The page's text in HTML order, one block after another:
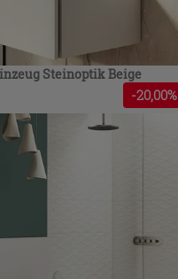
Steinoptik Beige
-20,00%